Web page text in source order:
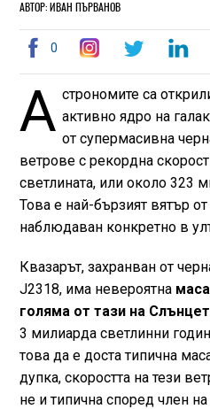
АВТОР: ИВАН ПЪРВАНОВ
0
А строномите са
активно ядро на
от супермасивна
ветрове с рекордна
светлината, или около 323
Това е най-бързият вятър
наблюдаван конкретно в
Квазарът, захранван от
J2318, има невероятна
голяма от тази на
3 милиарда светлинни
това да е доста типична
дупка, скоростта на тези
не и типична според член